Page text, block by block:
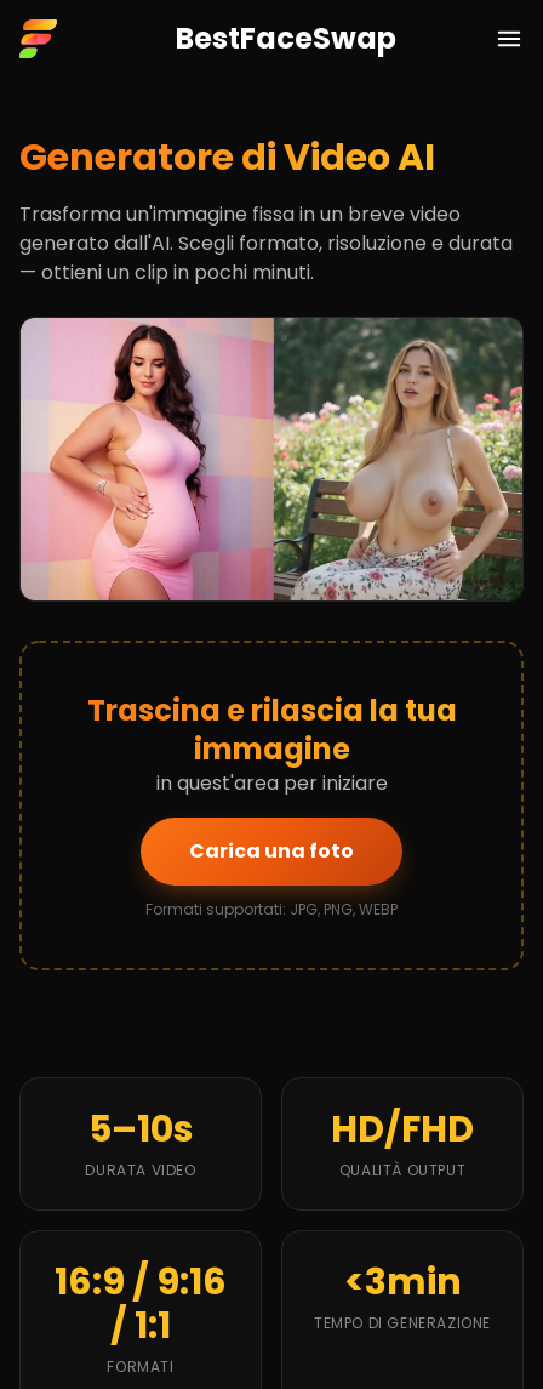
BestFaceSwap BestFaceSwap
Generatore di Video AI
Trasforma un'immagine fissa in un breve video
generato dall'AI. Scegli formato, risoluzione e durata
— ottieni un clip in pochi minuti.
Trascina e rilascia la tua
immagine
in quest'area per iniziare
Carica una foto
Formati supportati: JPG, PNG, WEBP
5–10s
DURATA VIDEO
HD/FHD
QUALITÀ OUTPUT
16:9 / 9:16
/ 1:1
FORMATI
<3min
TEMPO DI GENERAZIONE